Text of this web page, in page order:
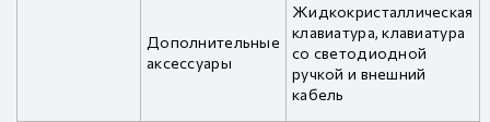
Дополнительные
аксессуары
Жидкокристаллическая
клавиатура, клавиатура
со светодиодной
ручкой и внешний
кабель